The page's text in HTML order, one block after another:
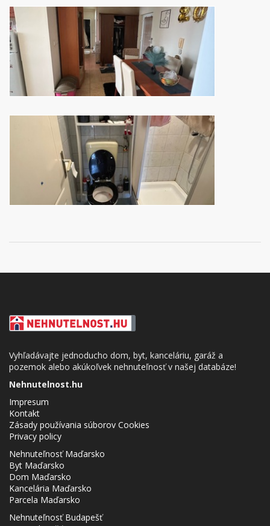
Vyhľadávajte jednoducho dom, byt, kanceláriu, garáž a
pozemok alebo akúkoľvek nehnuteľnosť v našej databáze!
Nehnutelnost.hu
Impresum
Kontakt
Zásady používania súborov Cookies
Privacy policy
Nehnuteľnosť Maďarsko
Byt Maďarsko
Dom Maďarsko
Kancelária Maďarsko
Parcela Maďarsko
Nehnuteľnosť Budapešť